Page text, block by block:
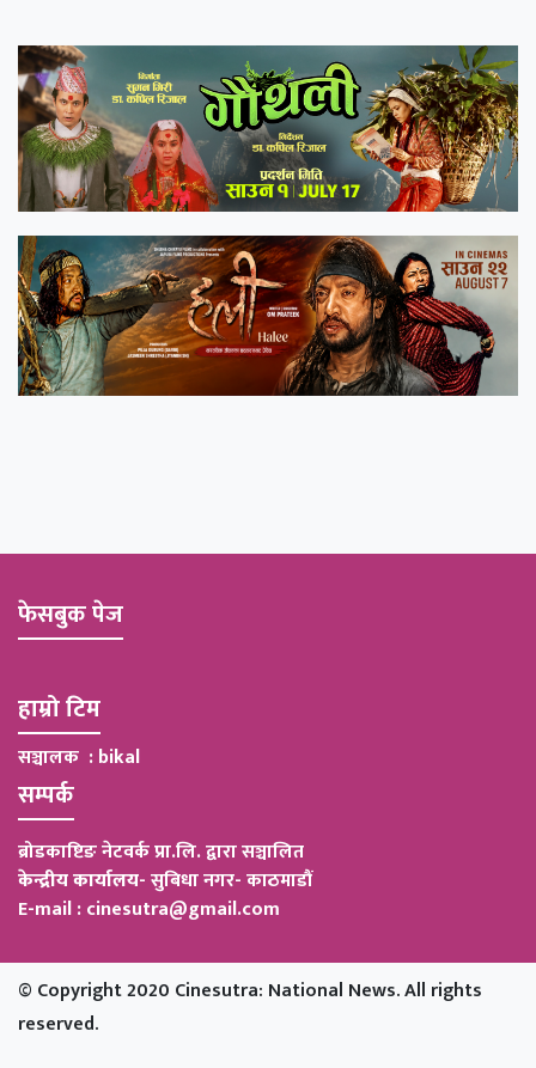
फेसबुक पेज
हाम्रो टिम
सञ्चालक : bikal
सम्पर्क
ब्रोडकाष्टिङ नेटवर्क प्रा.लि. द्वारा सञ्चालित
केन्द्रीय कार्यालय-सुबिधा नगर- काठमाडौं
E-mail : cinesutra@gmail.com
© Copyright 2020 Cinesutra: National News. All rights
reserved.